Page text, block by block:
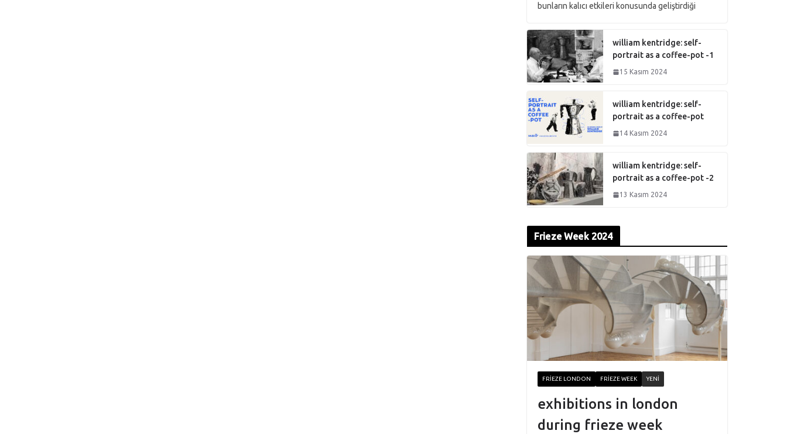
bunların kalıcı etkileri konusunda geliştirdiği
william kentridge: self-
portrait as a coffee-pot -1
15 Kasım 2024
william kentridge: self-
portrait as a coffee-pot
14 Kasım 2024
william kentridge: self-
portrait as a coffee-pot -2
13 Kasım 2024
Frieze Week 2024
FRIEZE LONDON FRIEZE WEEK YENI
exhibitions in london
during frieze week